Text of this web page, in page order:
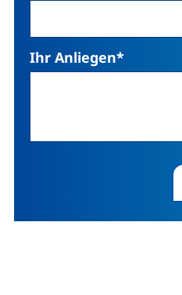
Ihr Anliegen*